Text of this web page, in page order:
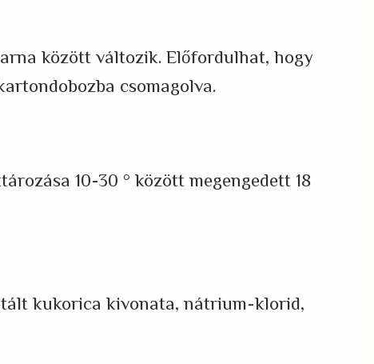
között változik. Előfordulhat, hogy
csomagolva.
10-30 ° között megengedett 18
kukorica kivonata, nátrium-klorid,